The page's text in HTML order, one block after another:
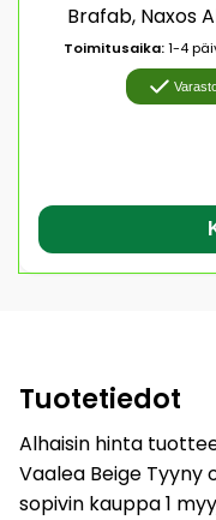
Brafab, Naxos
Toimitusaika:1-4
Tuotetiedot
Alhaisin hinta
Vaalea Beige Tyyny
sopivin kauppa 1